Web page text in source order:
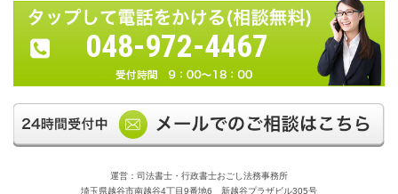
048-972-4467
運営：司法書士・行政書士おごし法務事務所
埼玉県越谷市南越谷4丁目9番地6 新越谷プラザビル305号